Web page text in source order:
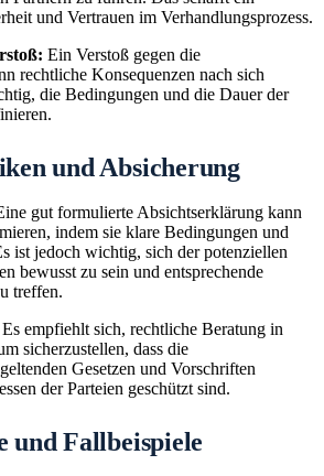
und Vertrauen im Verhandlungsprozess.
Ein Verstoß gegen die
rechtliche Konsequenzen nach sich
die Bedingungen und die Dauer der
und Absicherung
gut formulierte Absichtserklärung kann
indem sie klare Bedingungen und
ist jedoch wichtig, sich der potenziellen
bewusst zu sein und entsprechende
treffen.
Es empfiehlt sich, rechtliche Beratung in
sicherzustellen, dass die
Gesetzen und Vorschriften
der Parteien geschützt sind.
und Fallbeispiele